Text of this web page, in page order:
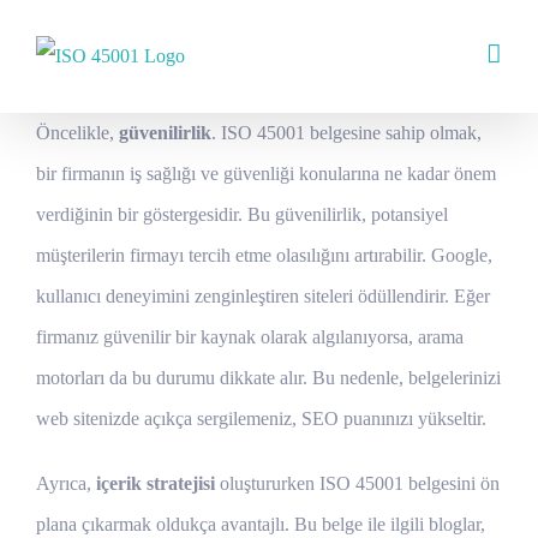
Öncelikle, güvenilirlik. ISO 45001 belgesine sahip olmak,
bir firmanın iş sağlığı ve güvenliği konularına ne kadar önem
verdiğinin bir göstergesidir. Bu güvenilirlik, potansiyel
müşterilerin firmayı tercih etme olasılığını artırabilir. Google,
kullanıcı deneyimini zenginleştiren siteleri ödüllendirir. Eğer
firmanız güvenilir bir kaynak olarak algılanıyorsa, arama
motorları da bu durumu dikkate alır. Bu nedenle, belgelerinizi
web sitenizde açıkça sergilemeniz, SEO puanınızı yükseltir.
Ayrıca, içerik stratejisi oluştururken ISO 45001 belgesini ön
plana çıkarmak oldukça avantajlı. Bu belge ile ilgili bloglar,